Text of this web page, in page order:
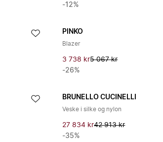
-12%
PINKO
Blazer
3 738 kr5 067 kr
-26%
BRUNELLO CUCINELLI
Veske i silke og nylon
27 834 kr42 913 kr
-35%